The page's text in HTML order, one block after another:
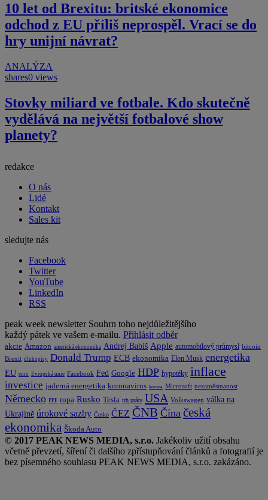
10 let od Brexitu: britské ekonomice
odchod z EU příliš neprospěl. Vrací se do
hry unijní návrat?
ANALÝZA
shares0 views
Stovky miliard ve fotbale. Kdo skutečně
vydělává na největší fotbalové show
planety?
redakce
O nás
Lidé
Kontakt
Sales kit
sledujte nás
Facebook
Twitter
YouTube
LinkedIn
RSS
peak week newsletter Souhrn toho nejdůležitějšího
každý pátek ve vašem e-mailu. Přihlásit odběr
akcie Amazon americká ekonomika Andrej Babiš Apple automobilový průmysl bitcoin
Brexit dluhopisy Donald Trump ECB ekonomika Elon Musk energetika
EU euro Evropská unie Facebook Fed Google HDP hypotéky inflace
investice jaderná energetika koronavirus koruna Microsoft nezaměstnanost
Německo PPF ropa Rusko Tesla trh práce USA Volkswagen válka na
Ukrajině úrokové sazby Česko ČEZ ČNB Čína česká
ekonomika Škoda Auto
© 2017 PEAK NEWS MEDIA, s.r.o. Jakékoliv užití obsahu
včetně převzetí, šíření či dalšího zpřístupňování článků a fotografií je
bez písemného souhlasu PEAK NEWS MEDIA, s.r.o. zakázáno.